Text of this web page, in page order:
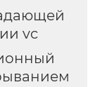
vc